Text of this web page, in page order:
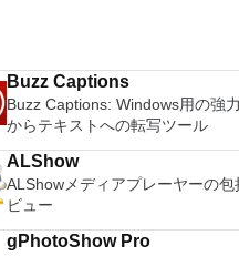
Buzz Captions
Buzz Captions: Windows用の強
からテキストへの転写ツール
ALShow
ALShowメディアプレーヤーの包
ビュー
gPhotoShow Pro